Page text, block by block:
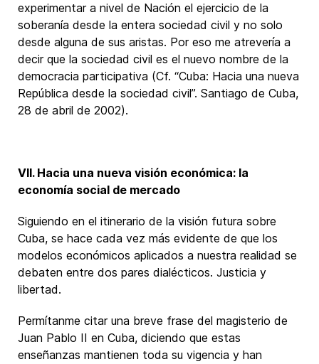
experimentar a nivel de Nación el ejercicio de la
soberanía desde la entera sociedad civil y no solo
desde alguna de sus aristas. Por eso me atrevería a
decir que la sociedad civil es el nuevo nombre de la
democracia participativa (Cf. “Cuba: Hacia una nueva
República desde la sociedad civil”. Santiago de Cuba,
28 de abril de 2002).
VII. Hacia una nueva visión económica: la
economía social de mercado
Siguiendo en el itinerario de la visión futura sobre
Cuba, se hace cada vez más evidente de que los
modelos económicos aplicados a nuestra realidad se
debaten entre dos pares dialécticos. Justicia y
libertad.
Permítanme citar una breve frase del magisterio de
Juan Pablo II en Cuba, diciendo que estas
enseñanzas mantienen toda su vigencia y han